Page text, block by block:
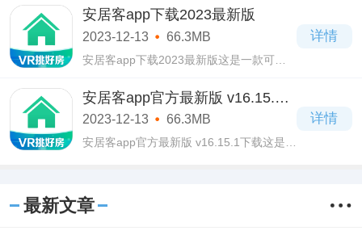
着非常简约的交互页面，没有杂七杂八的
小程序和广告。
安居客app下载2023最新版
2023-12-13 66.3MB
安居客app下载2023最新版这是一款可以
载2023最新版在这款软件中，用户们不仅
可以轻轻松松找到房子，而且系统还可以
帮助用户们
详情
安居客app官方最新版 v16.15.1
下载
2023-12-13 66.3MB
安居客app官方最新版 v16.15.1下载这是一
销，而且里面
详情
最新文章